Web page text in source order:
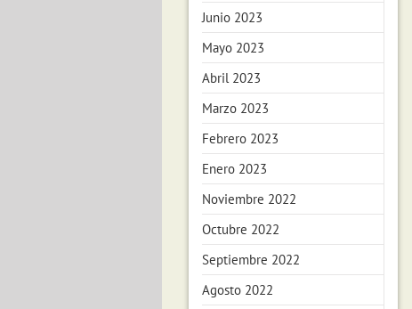
Junio 2023
Mayo 2023
Abril 2023
Marzo 2023
Febrero 2023
Enero 2023
Noviembre 2022
Octubre 2022
Septiembre 2022
Agosto 2022